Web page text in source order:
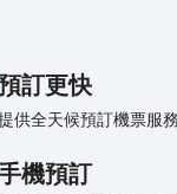
訂更快
供全天候預訂機票服
機預訂